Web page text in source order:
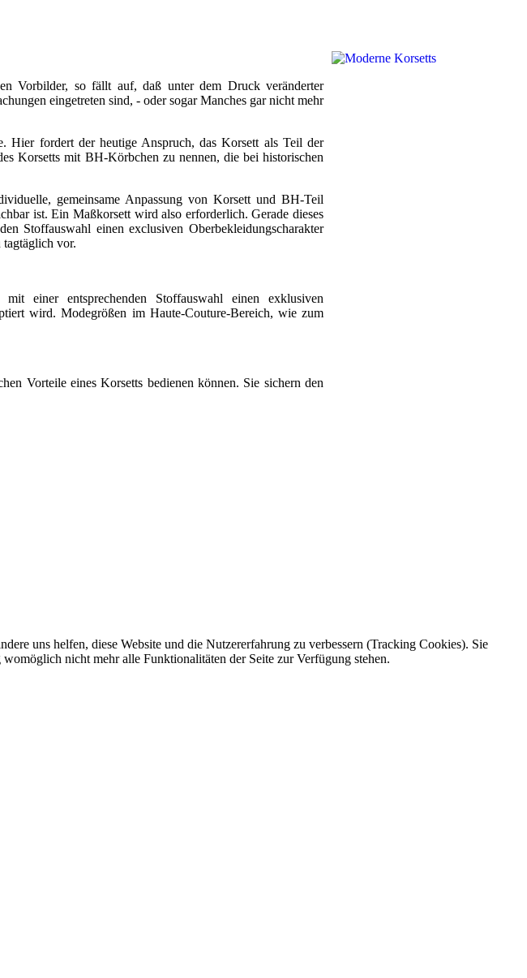
Vorbilder, so fällt auf, daß unter dem Druck veränderter
eingetreten sind, - oder sogar Manches gar nicht mehr
Hier fordert der heutige Anspruch, das Korsett als Teil der
Korsetts mit BH-Körbchen zu nennen, die bei historischen
gemeinsame Anpassung von Korsett und BH-Teil
ist. Ein Maßkorsett wird also erforderlich. Gerade dieses
Stoffauswahl einen exclusiven Oberbekleidungscharakter
vor.
einer entsprechenden Stoffauswahl einen exklusiven
wird. Modegrößen im Haute-Couture-Bereich, wie zum
Vorteile eines Korsetts bedienen können. Sie sichern den
uns helfen, diese Website und die Nutzererfahrung zu verbessern (Tracking Cookies). Sie
nicht mehr alle Funktionalitäten der Seite zur Verfügung stehen.